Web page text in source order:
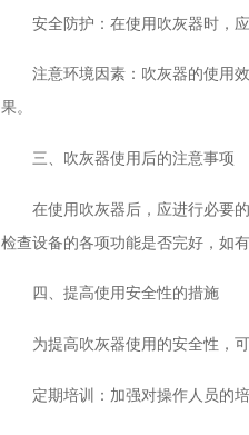
安全防护：在使用吹灰器时，应
注意环境因素：吹灰器的使用效
果。
三、吹灰器使用后的注意事项
在使用吹灰器后，应进行必要的
检查设备的各项功能是否完好，如
四、提高使用安全性的措施
为提高吹灰器使用的安全性，可
定期培训：加强对操作人员的培